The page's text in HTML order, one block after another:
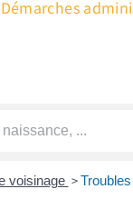
Démarches
voisinage >